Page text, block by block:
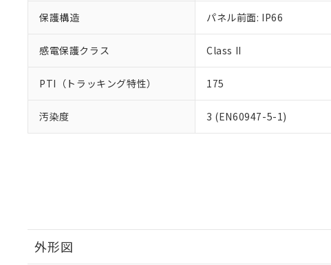
保護構造 パネル前面: IP66
感電保護クラス Class II
PTI（トラッキング特性） 175
汚染度 3 (EN60947-5-1)
外形図